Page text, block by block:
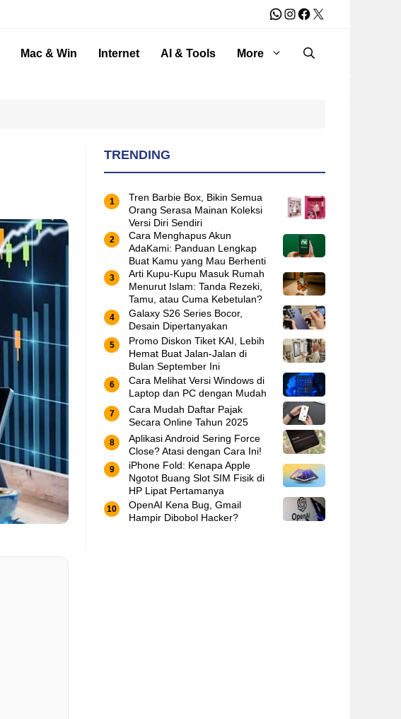
WhatsApp
Instagram
Facebook
X
Mac & Win Internet AI & Tools More
TRENDING
Tren Barbie Box, Bikin Semua
Orang Serasa Mainan Koleksi
Versi Diri Sendiri
Cara Menghapus Akun
AdaKami: Panduan Lengkap
Buat Kamu yang Mau Berhenti
Arti Kupu-Kupu Masuk Rumah
Menurut Islam: Tanda Rezeki,
Tamu, atau Cuma Kebetulan?
Galaxy S26 Series Bocor,
Desain Dipertanyakan
Promo Diskon Tiket KAI, Lebih
Hemat Buat Jalan-Jalan di
Bulan September Ini
Cara Melihat Versi Windows di
Laptop dan PC dengan Mudah
Cara Mudah Daftar Pajak
Secara Online Tahun 2025
Aplikasi Android Sering Force
Close? Atasi dengan Cara Ini!
iPhone Fold: Kenapa Apple
Ngotot Buang Slot SIM Fisik di
HP Lipat Pertamanya
OpenAI Kena Bug, Gmail
Hampir Dibobol Hacker?